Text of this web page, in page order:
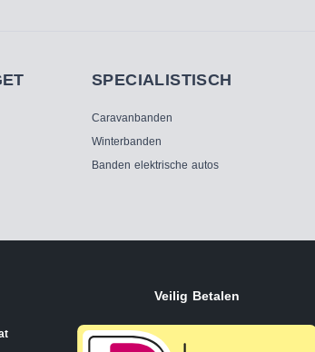
SPECIALISTISCH
Caravanbanden
Winterbanden
Banden elektrische autos
Veilig Betalen